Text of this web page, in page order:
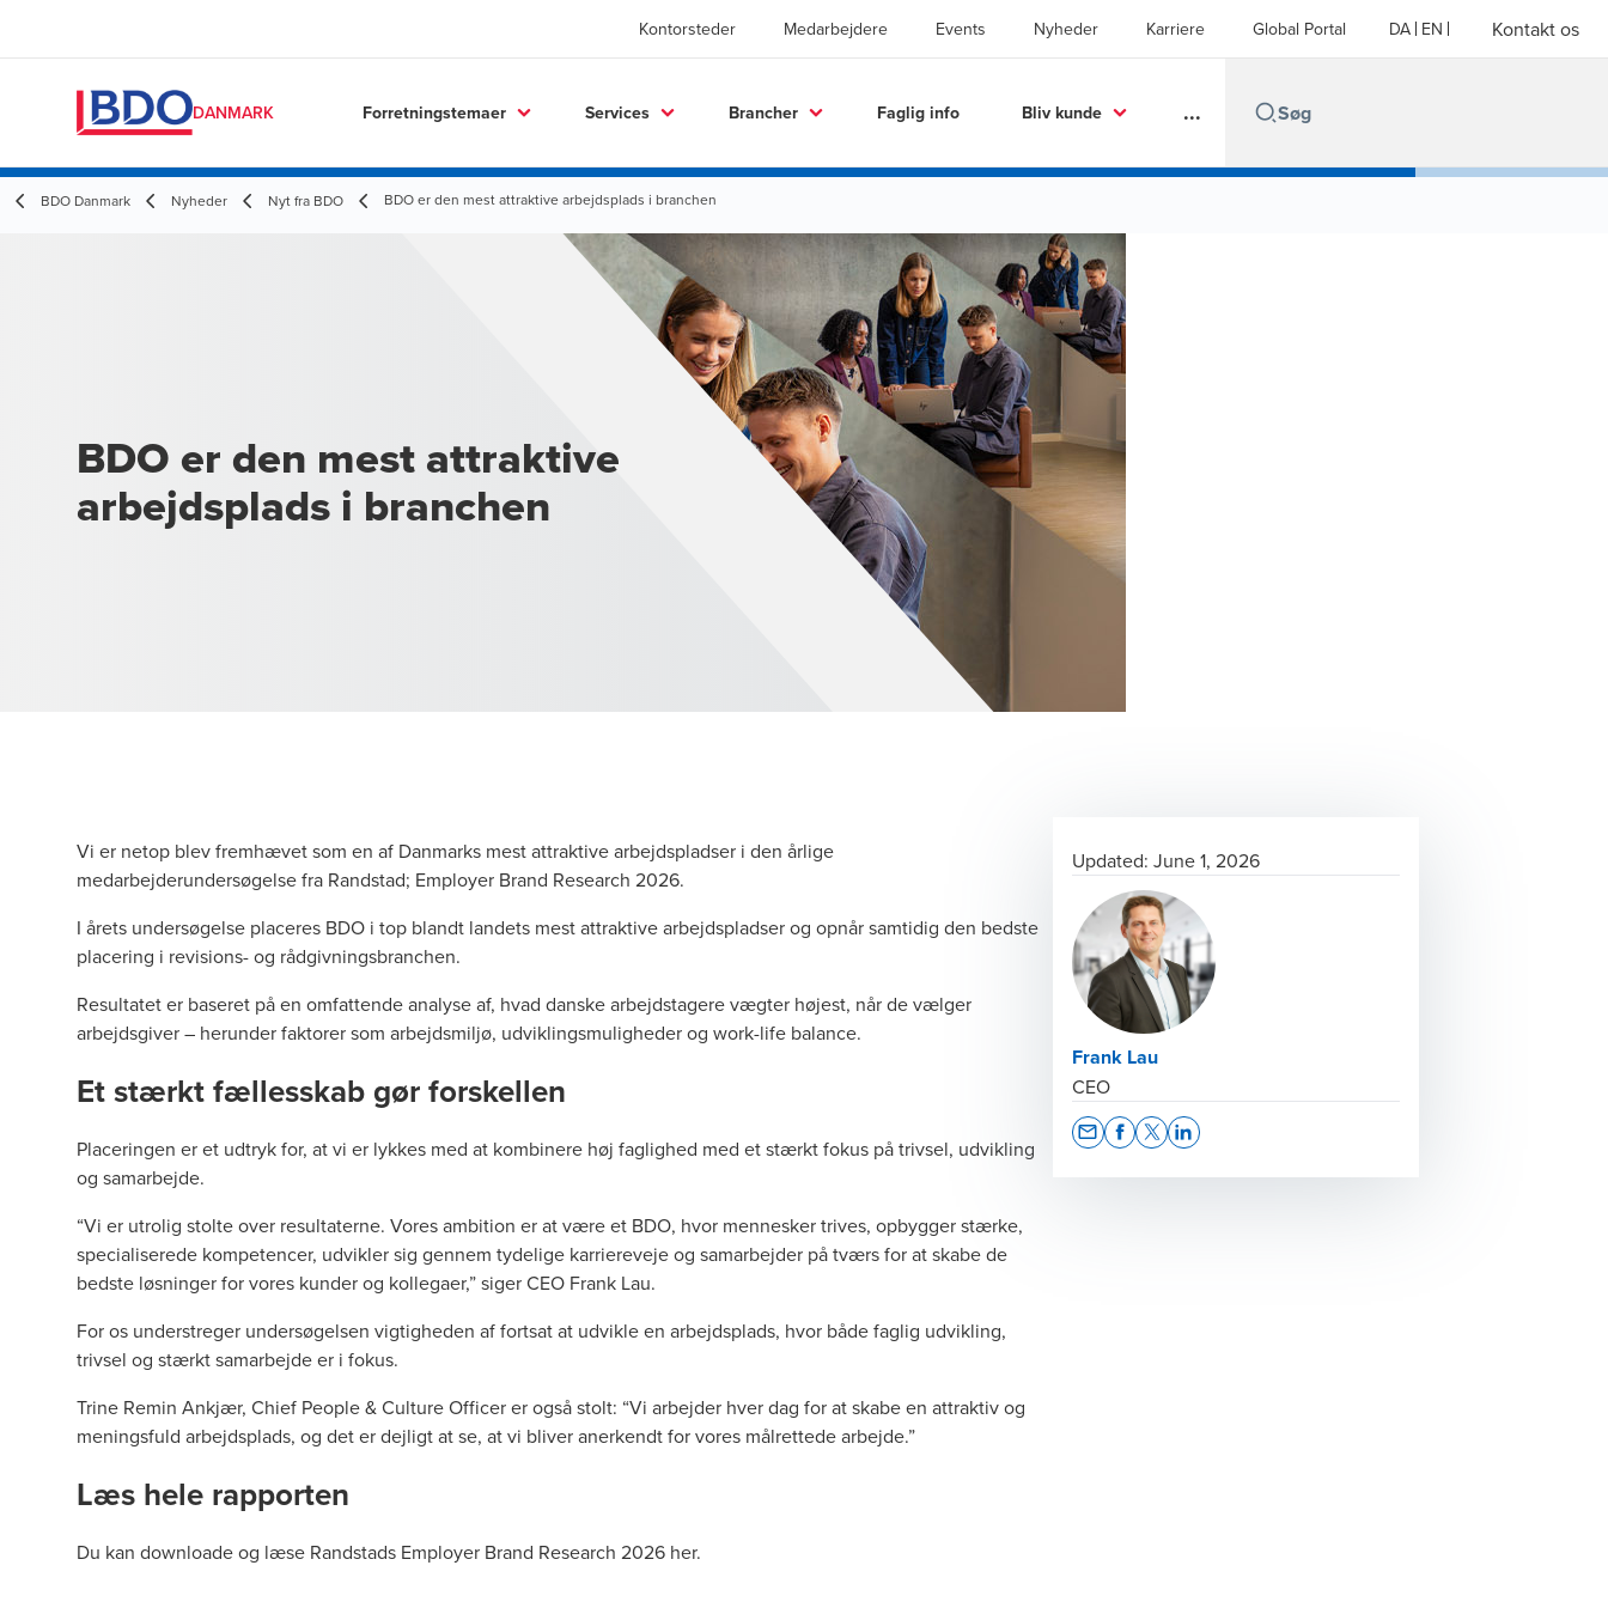
Kontorsteder Medarbejdere Events Nyheder Karriere Global Portal DA EN Kontakt os
DANMARK Forretningstemaer Services Brancher Faglig info Bliv kunde ...
BDO Danmark Nyheder Nyt fra BDO BDO er den mest attraktive arbejdsplads i branchen
BDO er den mest attraktive
arbejdsplads i branchen
Vi er netop blev fremhævet som en af Danmarks mest attraktive arbejdspladser i den årlige
medarbejderundersøgelse fra Randstad; Employer Brand Research 2026.
I årets undersøgelse placeres BDO i top blandt landets mest attraktive arbejdspladser og opnår samtidig den bedste
placering i revisions- og rådgivningsbranchen.
Resultatet er baseret på en omfattende analyse af, hvad danske arbejdstagere vægter højest, når de vælger
arbejdsgiver – herunder faktorer som arbejdsmiljø, udviklingsmuligheder og work-life balance.
Et stærkt fællesskab gør forskellen
Placeringen er et udtryk for, at vi er lykkes med at kombinere høj faglighed med et stærkt fokus på trivsel, udvikling
og samarbejde.
“Vi er utrolig stolte over resultaterne. Vores ambition er at være et BDO, hvor mennesker trives, opbygger stærke,
specialiserede kompetencer, udvikler sig gennem tydelige karriereveje og samarbejder på tværs for at skabe de
bedste løsninger for vores kunder og kollegaer,” siger CEO Frank Lau.
For os understreger undersøgelsen vigtigheden af fortsat at udvikle en arbejdsplads, hvor både faglig udvikling,
trivsel og stærkt samarbejde er i fokus.
Trine Remin Ankjær, Chief People & Culture Officer er også stolt: “Vi arbejder hver dag for at skabe en attraktiv og
meningsfuld arbejdsplads, og det er dejligt at se, at vi bliver anerkendt for vores målrettede arbejde.”
Læs hele rapporten
Du kan downloade og læse Randstads Employer Brand Research 2026 her.
Updated: June 1, 2026
Frank Lau
CEO